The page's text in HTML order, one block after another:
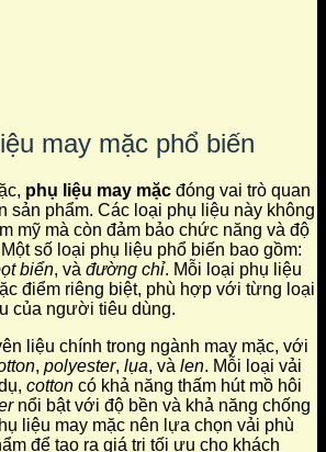
may mặc phổ biến
phụ liệu may mặc đóng vai trò quan
sản phẩm. Các loại phụ liệu này không
mỹ mà còn đảm bảo chức năng và độ
số loại phụ liệu phổ biến bao gồm:
biển, và đường chỉ. Mỗi loại phụ liệu
điểm riêng biệt, phù hợp với từng loại
của người tiêu dùng.
liệu chính trong ngành may mặc, với
, polyester, lụa, và len. Mỗi loại vải
cotton có khả năng thấm hút mồ hôi
nổi bật với độ bền và khả năng chống
liệu may mặc nên lựa chọn vải phù
để tạo ra giá trị tối ưu cho khách